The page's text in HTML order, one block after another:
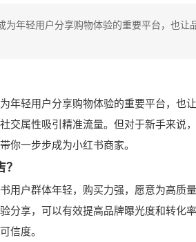
为年轻用户分享购物体验的重要平台，也
年轻用户分享购物体验的重要平台，也
交属性吸引精准流量。但对于新手来说
你一步步成为小红书商家。
用户群体年轻，购买力强，愿意为高质
分享，可以有效提高品牌曝光度和转化
信度。